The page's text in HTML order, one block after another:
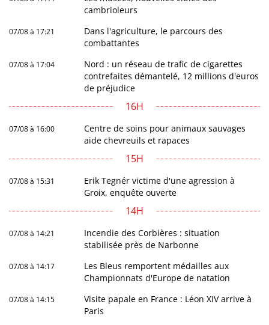
cambrioleurs
07/08 à 17:21
Dans l'agriculture, le parcours des
combattantes
07/08 à 17:04
Nord : un réseau de trafic de cigarettes
contrefaites démantelé, 12 millions d'euros
de préjudice
16H
07/08 à 16:00
Centre de soins pour animaux sauvages
aide chevreuils et rapaces
15H
07/08 à 15:31
Erik Tegnér victime d'une agression à
Groix, enquête ouverte
14H
07/08 à 14:21
Incendie des Corbières : situation
stabilisée près de Narbonne
07/08 à 14:17
Les Bleus remportent médailles aux
Championnats d'Europe de natation
07/08 à 14:15
Visite papale en France : Léon XIV arrive à
Paris